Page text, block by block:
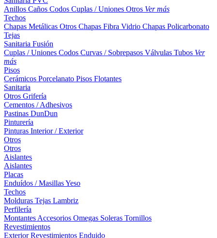
Anillos Caños Codos Cuplas / Uniones Otros Ver más
Techos
Chapas Metálicas Otros Chapas Fibra Vidrio Chapas Policarbonato
Tejas
Sanitaria Fusión
Cuplas / Uniones Codos Curvas / Sobrepasos Válvulas Tubos Ver
más
Pisos
Cerámicos Porcelanato Pisos Flotantes
Sanitaria
Otros Grifería
Cementos / Adhesivos
Pastinas DunDun
Pinturería
Pinturas Interior / Exterior
Otros
Otros
Aislantes
Aislantes
Placas
Enduídos / MasillasYeso
Techos
Molduras Tejas Lambriz
Perfilería
Montantes Accesorios Omegas Soleras Tornillos
Revestimientos
ExteriorRevestimientos Enduido